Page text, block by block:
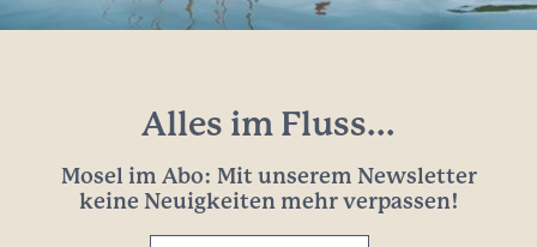
Alles im Fluss...
Mosel im Abo: Mit unserem Newsletter
keine Neuigkeiten mehr verpassen!